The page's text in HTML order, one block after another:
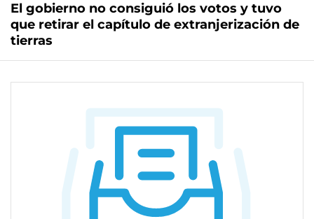
El gobierno no consiguió los votos y tuvo
que retirar el capítulo de extranjerización de
tierras